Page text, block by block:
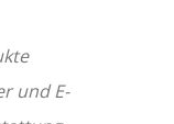
und E-